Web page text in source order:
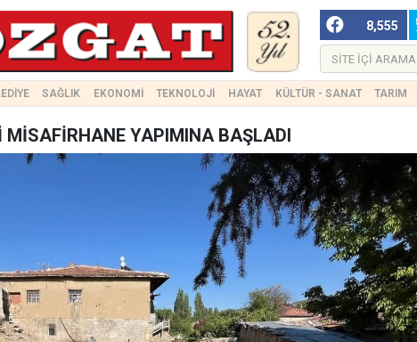
8,555
SAĞLIK EKONOMİ TEKNOLOJİ HAYAT KÜLTÜR - SANAT TARIM
MİSAFİRHANE YAPIMINA BAŞLADI